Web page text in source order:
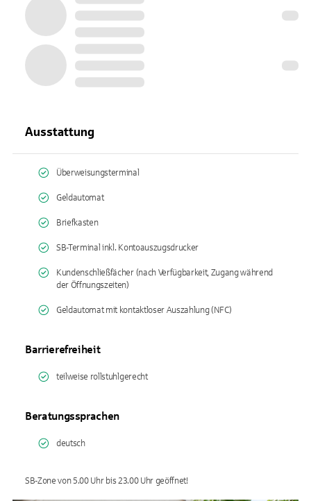
Ausstattung
Überweisungsterminal
Geldautomat
Briefkasten
SB-Terminal inkl. Kontoauszugsdrucker
Kundenschließfächer (nach Verfügbarkeit, Zugang während
der Öffnungszeiten)
Geldautomat mit kontaktloser Auszahlung (NFC)
Barrierefreiheit
teilweise rollstuhlgerecht
Beratungssprachen
deutsch
SB-Zone von 5.00 Uhr bis 23.00 Uhr geöffnet!